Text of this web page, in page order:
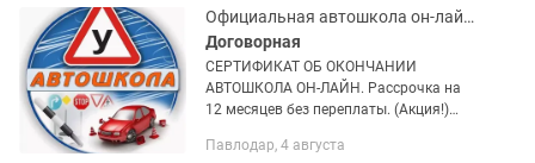
действия...
Официальная автошкола он-лайн в КЗ. Получение сертификата. ПДД тесты.
Договорная
СЕРТИФИКАТ ОБ ОКОНЧАНИИ
АВТОШКОЛА ОН-ЛАЙН. Рассрочка на
12 месяцев без переплаты. (Акция!)
действия Сертификата об обучении — 2
Павлодар, 4 августа